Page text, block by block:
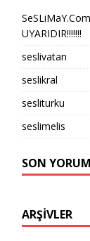
UYARIDIR!!!!!!!
seslivatan
seslikral
sesliturku
seslimelis
SON
ARŞIVLER